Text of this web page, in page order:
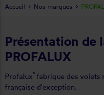
Présentation de
PROFALUX
Profalux® fabrique des volets
française d'exception.
Accueil Nos marques